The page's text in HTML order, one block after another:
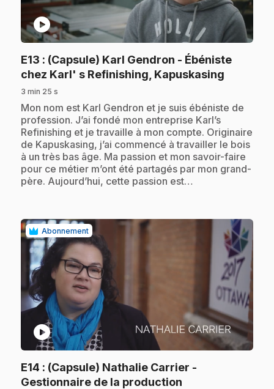
play_circle
E13 : (Capsule) Karl Gendron - Ébéniste
chez Karl' s Refinishing, Kapuskasing
3 min 25 s
.Mon nom est Karl Gendron et je suis ébéniste de
profession. J’ai fondé mon entreprise Karl’s
Refinishing et je travaille à mon compte. Originaire
de Kapuskasing, j’ai commencé à travailler le bois
à un très bas âge. Ma passion et mon savoir-faire
pour ce métier m’ont été partagés par mon grand-
père. Aujourd’hui, cette passion est…
Abonnement
play_circle
E14 : (Capsule) Nathalie Carrier -
Gestionnaire de la production